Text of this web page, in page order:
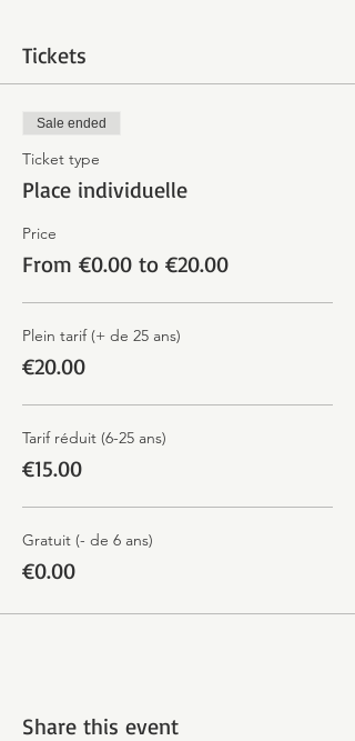
Tickets
Sale ended
Ticket type
Place individuelle
Price
From €0.00 to €20.00
Plein tarif (+ de 25 ans)
€20.00
Tarif réduit (6-25 ans)
€15.00
Gratuit (- de 6 ans)
€0.00
Share this event